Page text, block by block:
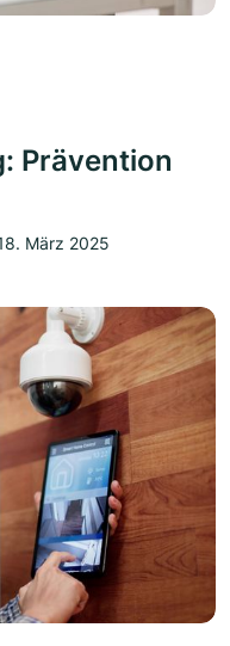
Prävention
März 2025